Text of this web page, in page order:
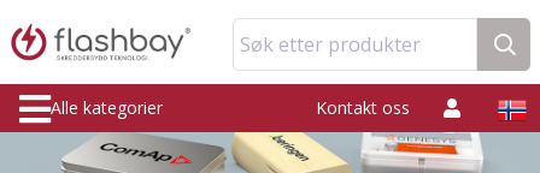
Søk etter produkter
Alle kategorier Kontakt oss